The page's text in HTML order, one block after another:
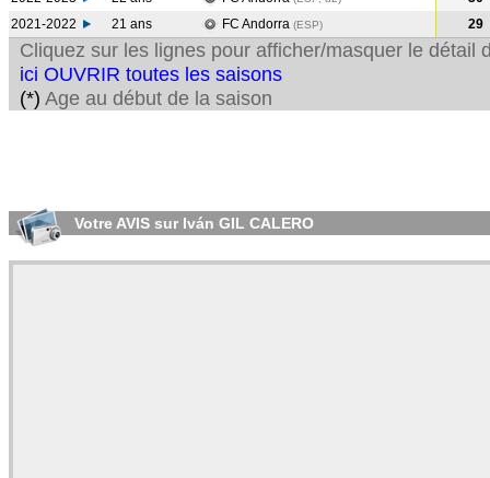
2021-2022
21 ans FC Andorra (ESP) 29
Cliquez sur les lignes pour afficher/masquer le détail
ici OUVRIR toutes les saisons
(*) Age au début de la saison
Votre AVIS sur Iván GIL CALERO